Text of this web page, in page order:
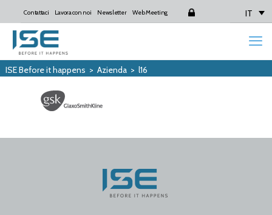
Contattaci Lavora con noi Newsletter Web Meeting IT
ISE Before it happens > Azienda> l16